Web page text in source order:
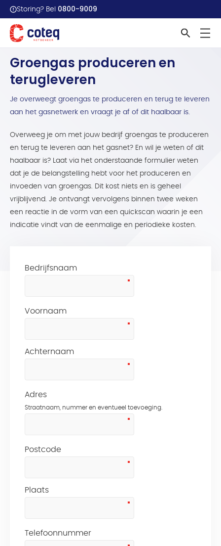
Storing? Bel 0800-9009
Home Aansluitingen
Groengas produceren en
terugleveren
Je overweegt groengas te produceren en terug te leveren
aan het gasnetwerk en vraagt je af of dit haalbaar is.
Overweeg je om met jouw bedrijf groengas te produceren
en terug te leveren aan het gasnet? En wil je weten of dit
haalbaar is? Laat via het onderstaande formulier weten
dat je de belangstelling hebt voor het produceren en
invoeden van groengas. Dit kost niets en is geheel
vrijblijvend. Je ontvangt vervolgens binnen twee weken
een reactie in de vorm van een quickscan waarin je een
indicatie vindt van de eenmalige en periodieke kosten.
Bedrijfsnaam
Voornaam
Achternaam
Adres
Straatnaam, nummer en eventueel toevoeging.
Postcode
Plaats
Telefoonnummer